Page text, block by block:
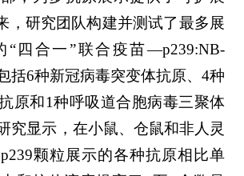
，研究团队构建并测试了最多展
“四合一”联合疫苗—p239:NB-
括6种新冠病毒突变体抗原、4种
原和1种呼吸道合胞病毒三聚体
究显示，在小鼠、仓鼠和非人灵
颗粒展示的各种抗原相比单